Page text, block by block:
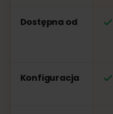
Dostępna od
Konfiguracja